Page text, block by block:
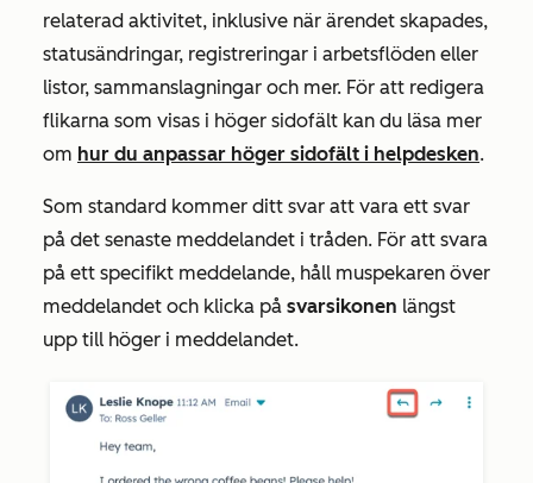
relaterad aktivitet, inklusive när ärendet skapades,
statusändringar, registreringar i arbetsflöden eller
listor, sammanslagningar och mer. För att redigera
flikarna som visas i höger sidofält kan du läsa mer
om hur du anpassar höger sidofält i helpdesken.
Som standard kommer ditt svar att vara ett svar
på det senaste meddelandet i tråden. För att svara
på ett specifikt meddelande, håll muspekaren över
meddelandet och klicka på svarsikonen längst
upp till höger i meddelandet.